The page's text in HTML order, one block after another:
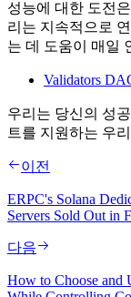
성능에 대한 도전
리는 지속적으로
는 데 도움이 매일
Validators
우리는 당신의 성
트를 지원하는 우
이전
ERPC's Solana
Servers Sold Out in
다음
How to Choose and